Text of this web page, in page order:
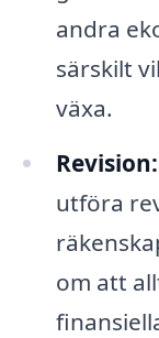
andra
särskilt
växa.
Revision:
utföra
om att